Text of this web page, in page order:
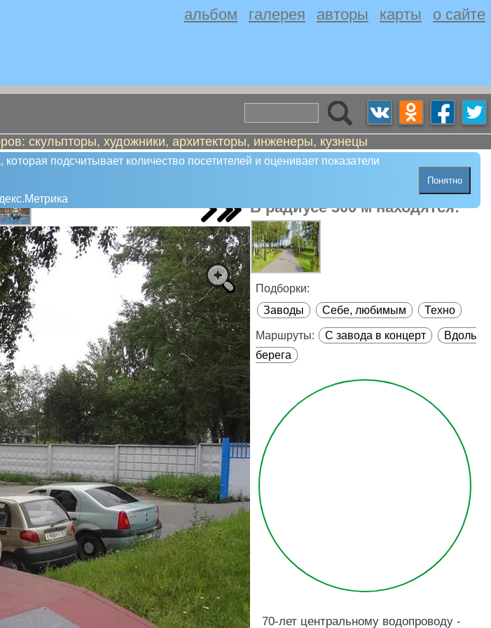
альбом галерея авторы карты о сайте
скульпторы, художники, архитекторы, инженеры, кузнецы
подсчитывает количество посетителей и оценивает показатели
Понятно
В радиусе 300 м находятся:
Подборки:
Заводы
Себе, любимым Техно
Маршруты: С завода в концерт
Вдоль
берега
70-лет центральному водопроводу -